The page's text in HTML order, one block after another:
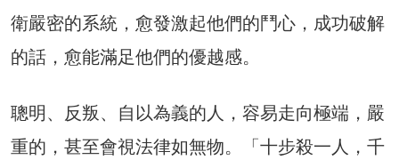
衛嚴密的系統，愈發激起他們的鬥心，成功破解
的話，愈能滿足他們的優越感。
聰明、反叛、自以為義的人，容易走向極端，嚴
重的，甚至會視法律如無物。「十步殺一人，千